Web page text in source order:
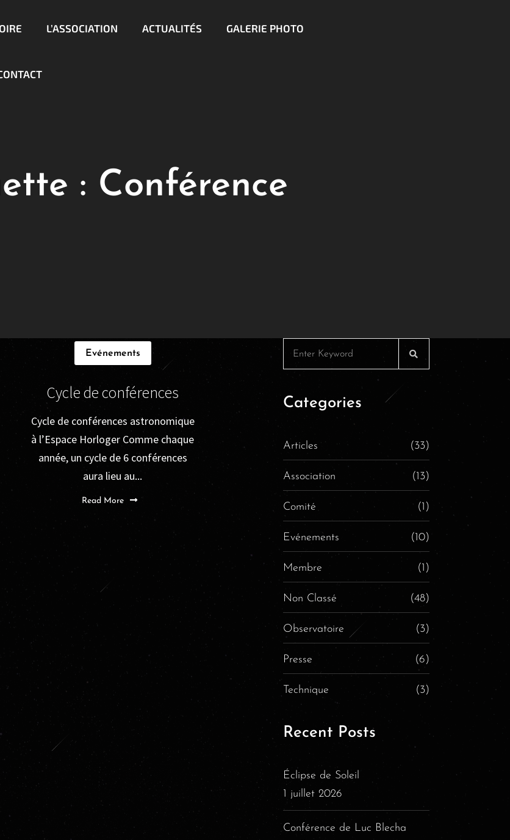
L’ASSOCIATION ACTUALITÉS GALERIE PHOTO
: Conférence
Evénements
Cycle de conférences
Cycle de conférences astronomique
à l’Espace Horloger Comme chaque
année, un cycle de 6 conférences
aura lieu au...
Read More
Categories
Articles (33)
Association (13)
Comité (1)
Evénements (10)
Membre (1)
Non Classé (48)
Observatoire (3)
Presse (6)
Technique (3)
Recent Posts
Éclipse de Soleil
1 juillet 2026
Conférence de Luc Blecha